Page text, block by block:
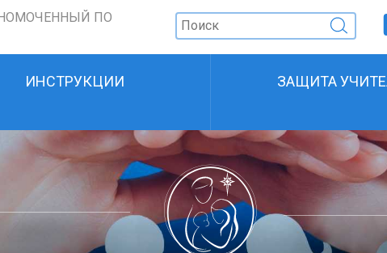
ПО
ИНСТРУКЦИИ ЗАЩИТА